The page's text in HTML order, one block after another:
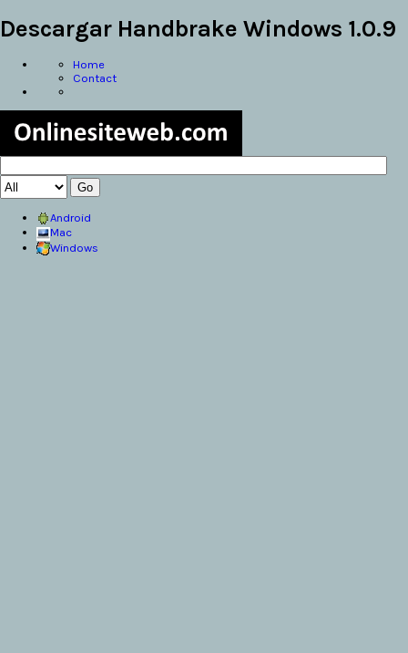
Descargar Handbrake Windows 1.0.9
Home
Contact
Android
Mac
Windows